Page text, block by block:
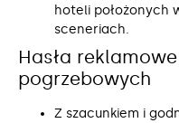
hoteli położonych
sceneriach.
Hasła
pogrzebowych
Z szacunkiem i